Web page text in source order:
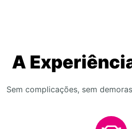
A
Sem complicações, sem